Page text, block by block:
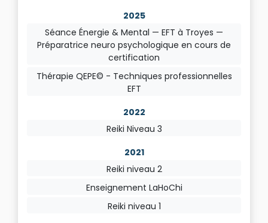
2025
Séance Énergie & Mental — EFT à Troyes —
Préparatrice neuro psychologique en cours de
certification
Thérapie QEPE© - Techniques professionnelles
EFT
2022
Reiki Niveau 3
2021
Reiki niveau 2
Enseignement LaHoChi
Reiki niveau 1